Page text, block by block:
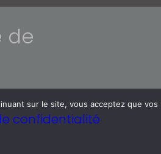
de
sur le site, vous acceptez que
confidentialité